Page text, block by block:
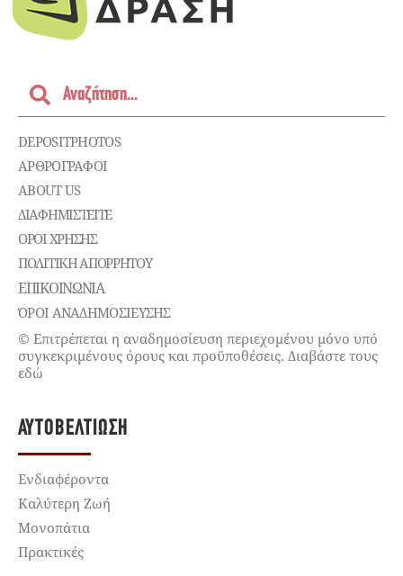
DEPOSITPHOTOS
ΑΡΘΡΟΓΡΑΦΟΙ
ABOUT US
ΔΙΑΦΗΜΙΣΤΕΊΤΕ
ΌΡΟΙ ΧΡΉΣΗΣ
ΠΟΛΙΤΙΚΉ ΑΠΟΡΡΉΤΟΥ
ΕΠΙΚΟΙΝΩΝΊΑ
ΌΡΟΙ ΑΝΑΔΗΜΟΣΙΕΥΣΗΣ
© Επιτρέπεται η αναδημοσίευση περιεχομένου μόνο υπό
συγκεκριμένους όρους και προϋποθέσεις. Διαβάστε τους
εδώ
ΑΥΤΟΒΕΛΤΊΩΣΗ
Ενδιαφέροντα
Καλύτερη Ζωή
Μονοπάτια
Πρακτικές